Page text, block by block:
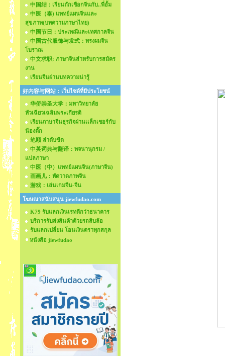
中国结：เรียนถักเชือกจีนกับ..พี่อั้ม
中医（泰) แพทย์แผนจีนและ
สุขภาพ(บทความภาษาไทย)
中国节日：ประเพณีและเทศกาลจีน
中国古代服饰与发式：ทรงผมจีน
โบราณ
中文求职: ภาษาจีนสำหรับการสมัคร
งาน
เรียนจีนผ่านบทความน่ารู้
好内容与网站：เว็บไซด์ที่มีประโยชน์
华侨崇圣大学：มหาวิทยาลัย
หัวเฉียวเฉลิมพระเกียรติ
เรียนภาษาจีนธุรกิจผ่านเเล็กเชอร์กับ
น้องตั๊ก
笔顺 ลำดับขีด
中英词典与翻译：พจนานุกรม /
แปลภาษา
中医（中）แพทย์แผนจีน(ภาษาจีน)
画画儿：หัดวาดภาพจีน
游戏：เล่นเกมจีน-จีน
โฆษณาสนับสนุน jiewfudao.com
K79 รับแลกเงินเรทดีกว่าธนาคาร
บริการรับส่งสินค้าด้วยรถสิบล้อ
รับแลกเปลี่ยน โอนเงินตราทุกสกุล
หนังสือ jiewfudao